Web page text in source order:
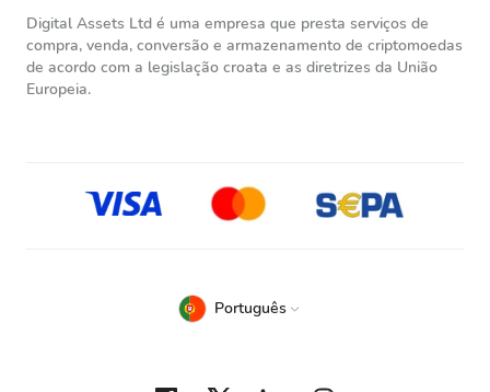
Digital Assets Ltd é uma empresa que presta serviços de
compra, venda, conversão e armazenamento de criptomoedas
de acordo com a legislação croata e as diretrizes da União
Europeia.
Português